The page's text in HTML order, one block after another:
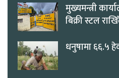
मुख्यमन्त्री
बिक्री स्टल
धनुषामा ६६.५